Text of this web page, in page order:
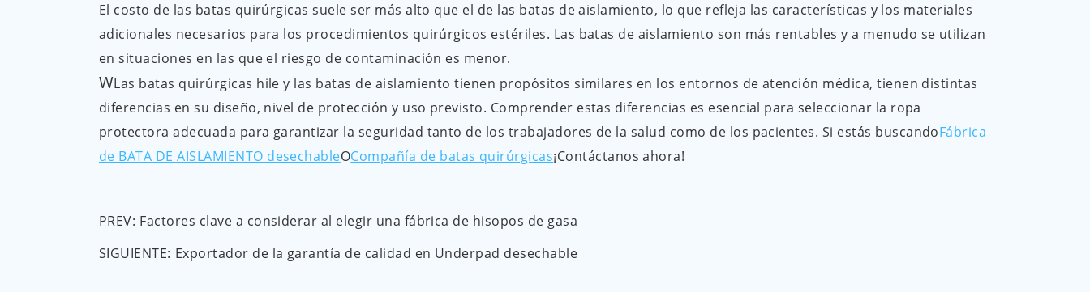
El costo de las batas quirúrgicas suele ser más alto que el de las batas de aislamiento, lo que refleja las características y los materiales
adicionales necesarios para los procedimientos quirúrgicos estériles. Las batas de aislamiento son más rentables y a menudo se utilizan
en situaciones en las que el riesgo de contaminación es menor.
WLas batas quirúrgicas hile y las batas de aislamiento tienen propósitos similares en los entornos de atención médica, tienen distintas
diferencias en su diseño, nivel de protección y uso previsto. Comprender estas diferencias es esencial para seleccionar la ropa
protectora adecuada para garantizar la seguridad tanto de los trabajadores de la salud como de los pacientes. Si estás buscandoFábrica
de BATA DE AISLAMIENTO desechableOCompañía de batas quirúrgicas¡Contáctanos ahora!
PREV: Factores clave a considerar al elegir una fábrica de hisopos de gasa
SIGUIENTE: Exportador de la garantía de calidad en Underpad desechable